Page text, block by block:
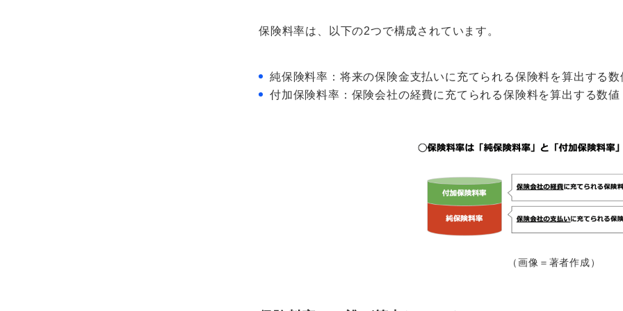
保険料率は、以下の2つで構成されています。
純保険料率：将来の保険金支払いに充てられる保険料を算出する数
付加保険料率：保険会社の経費に充てられる保険料を算出する数値
（画像＝著者作成）